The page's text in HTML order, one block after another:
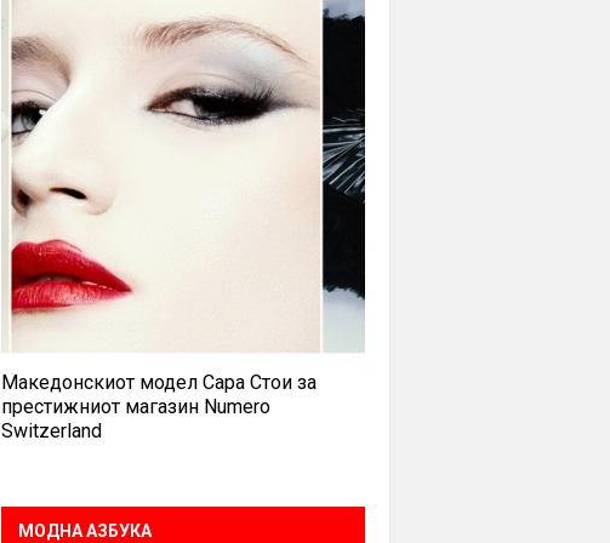
Македонскиот модел Сара Стои за
престижниот магазин Numero
Switzerland
МОДНА АЗБУКА